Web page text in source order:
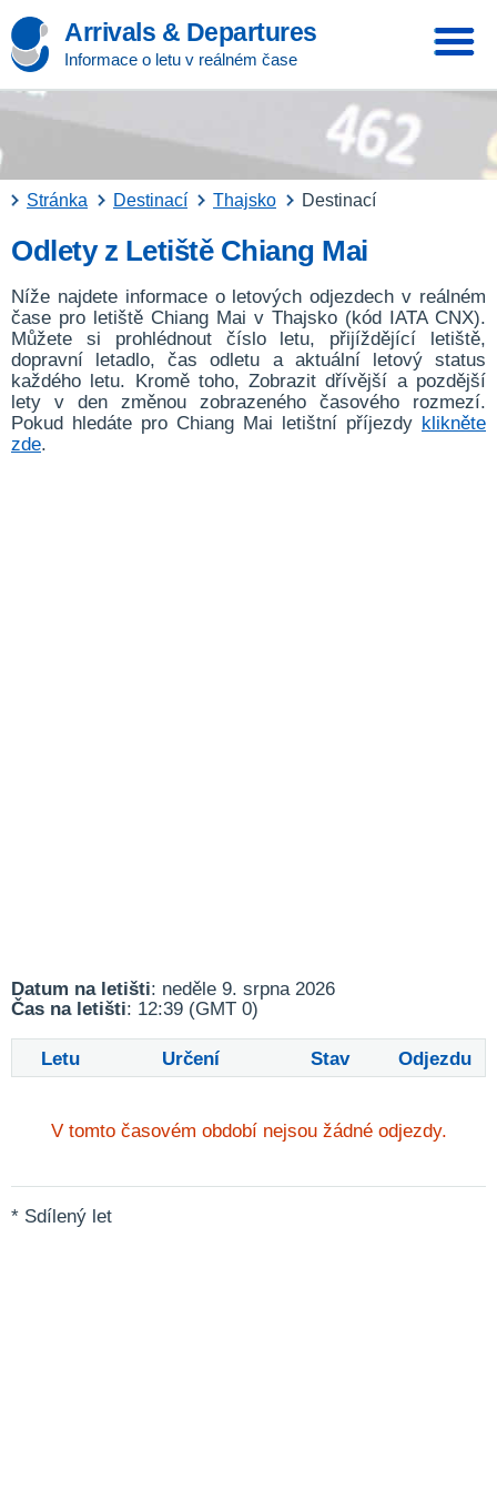
Arrivals & Departures
Informace o letu v reálném čase
Stránka Destinací Thajsko Destinací
Odlety z Letiště Chiang Mai
Níže najdete informace o letových odjezdech v reálném
čase pro letiště Chiang Mai v Thajsko (kód IATA CNX).
Můžete si prohlédnout číslo letu, přijíždějící letiště,
dopravní letadlo, čas odletu a aktuální letový status
každého letu. Kromě toho, Zobrazit dřívější a pozdější
lety v den změnou zobrazeného časového rozmezí.
Pokud hledáte pro Chiang Mai letištní příjezdy klikněte
zde.
Datum na letišti: neděle 9. srpna 2026
Čas na letišti: 12:39 (GMT 0)
Letu Určení Stav Odjezdu
V tomto časovém období nejsou žádné odjezdy.
* Sdílený let